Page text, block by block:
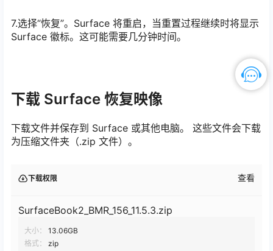
7.选择“恢复”。Surface 将重启，当重置过程继续时将显示
Surface 徽标。这可能需要几分钟时间。
下载 Surface 恢复映像
下载文件并保存到 Surface 或其他电脑。 这些文件会下载
为压缩文件夹（.zip 文件）。
下载权限 查看
SurfaceBook2_BMR_156_11.5.3.zip
大小：
13.06GB
格式：
zip